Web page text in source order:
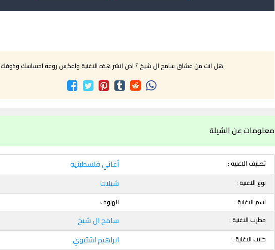
هل انت من عشاق سامح ال شيخ ؟ اذن انشر هذه الاغنية واعكس روعة احساسك وذوقك
معلومات عن الشيلة
تصنيف الاغنية : أغاني فلسطينية
نوع الاغنية : شيلات
اسم الاغنية :
الهنوف
مطرب الاغنية :
سامح ال شيخ
كاتب الاغنية : ابراهيم اشتيوي